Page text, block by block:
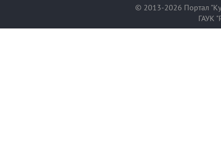
© 2013-2026 Портал
ГАУК